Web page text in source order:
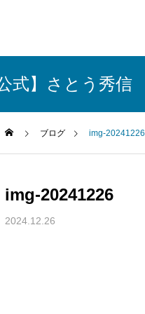
公式】さとう秀信
ブログ img-20241226
img-20241226
2024.12.26